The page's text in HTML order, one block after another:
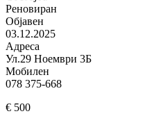
Реновиран
Објавен
03.12.2025
Адреса
Ул.29 Ноември 3Б
Мобилен
078 375-668
€ 500